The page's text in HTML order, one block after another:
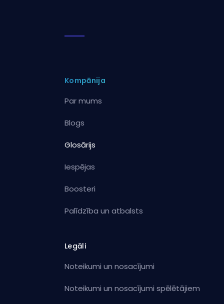
Kompānija
Par mums
Blogs
Glosārijs
Iespējas
Boosteri
Palīdzība un atbalsts
Legāli
Noteikumi un nosacījumi
Noteikumi un nosacījumi spēlētājiem